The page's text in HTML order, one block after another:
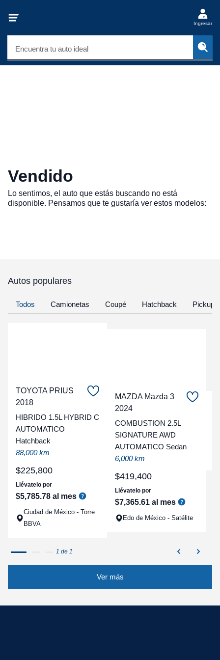
Ingresar
Encuentra tu auto ideal
Vendido
Lo sentimos, el auto que estás buscando no está
disponible. Pensamos que te gustaría ver estos modelos:
Autos populares
Todos Camionetas Coupé Hatchback Pickup
TOYOTA PRIUS
2018
HIBRIDO 1.5L HYBRID C
AUTOMATICO
Hatchback
88,000 km
$225,800
Llévatelo por
$5,785.78 al mes
Ciudad de México - Torre
BBVA
MAZDA Mazda 3
2024
COMBUSTION 2.5L
SIGNATURE AWD
AUTOMATICO Sedan
6,000 km
$419,400
Llévatelo por
$7,365.61 al mes
Edo de México - Satélite
1 de 1
Ver más